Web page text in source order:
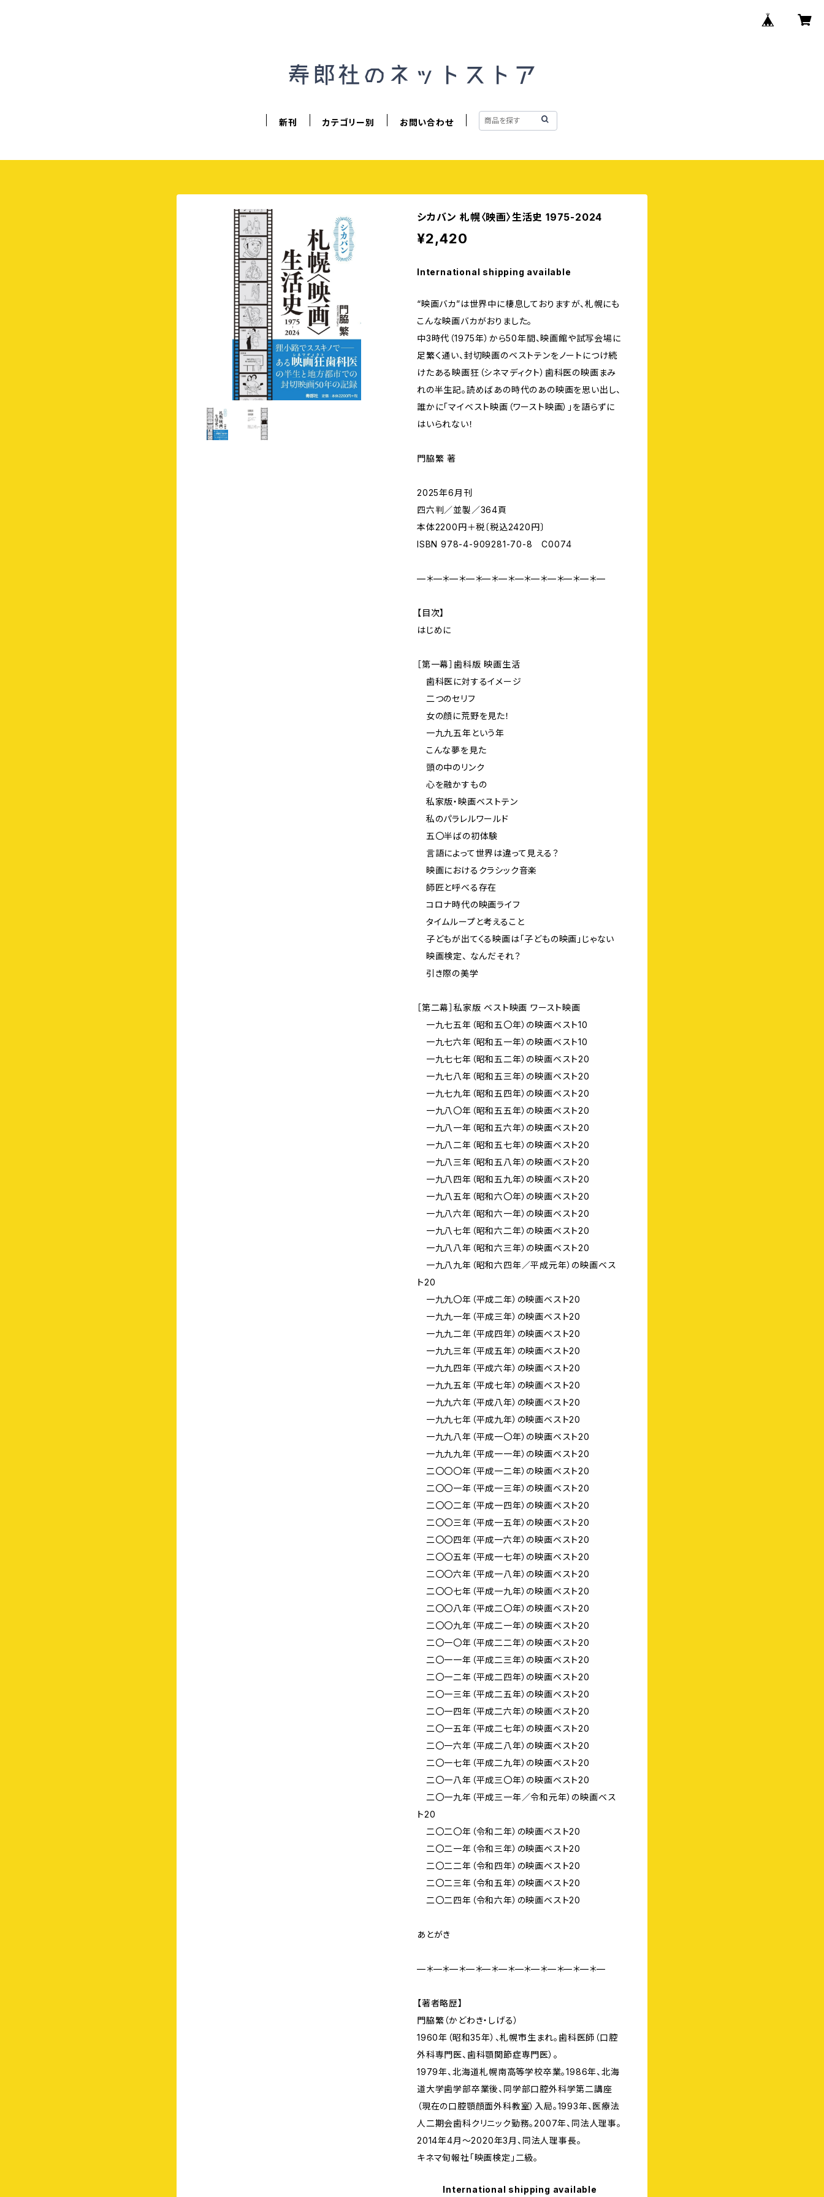
新刊 カテゴリー別 お問い合わせ
シカバン 札幌〈映画〉生活史 1975-2024
¥2,420
International shipping available
“映画バカ”は世界中に棲息しておりますが、札幌にも
こんな映画バカがおりました。
中3時代（1975年）から50年間、映画館や試写会場に
足繁く通い、封切映画のベストテンをノートにつけ続
けたある映画狂（シネマディクト）歯科医の映画まみ
れの半生記。読めばあの時代のあの映画を思い出し、
誰かに「マイベスト映画（ワースト映画）」を語らずに
はいられない！
門脇繁 著
2025年6月刊
四六判／並製／364頁
本体2200円＋税〔税込2420円〕
ISBN 978-4-909281-70-8 C0074
—＊—＊—＊—＊—＊—＊—＊—＊—＊—＊—＊—
【目次】
はじめに
［第一幕］歯科版 映画生活
歯科医に対するイメージ
二つのセリフ
女の顔に荒野を見た！
一九九五年という年
こんな夢を見た
頭の中のリンク
心を融かすもの
私家版・映画ベストテン
私のパラレルワールド
五〇半ばの初体験
言語によって世界は違って見える？
映画におけるクラシック音楽
師匠と呼べる存在
コロナ時代の映画ライフ
タイムループと考えること
子どもが出てくる映画は「子どもの映画」じゃない
映画検定、 なんだそれ？
引き際の美学
［第二幕］私家版 ベスト映画 ワースト映画
一九七五年（昭和五〇年）の映画ベスト10
一九七六年（昭和五一年）の映画ベスト10
一九七七年（昭和五二年）の映画ベスト20
一九七八年（昭和五三年）の映画ベスト20
一九七九年（昭和五四年）の映画ベスト20
一九八〇年（昭和五五年）の映画ベスト20
一九八一年（昭和五六年）の映画ベスト20
一九八二年（昭和五七年）の映画ベスト20
一九八三年（昭和五八年）の映画ベスト20
一九八四年（昭和五九年）の映画ベスト20
一九八五年（昭和六〇年）の映画ベスト20
一九八六年（昭和六一年）の映画ベスト20
一九八七年（昭和六二年）の映画ベスト20
一九八八年（昭和六三年）の映画ベスト20
一九八九年（昭和六四年／平成元年）の映画ベス
ト20
一九九〇年（平成二年）の映画ベスト20
一九九一年（平成三年）の映画ベスト20
一九九二年（平成四年）の映画ベスト20
一九九三年（平成五年）の映画ベスト20
一九九四年（平成六年）の映画ベスト20
一九九五年（平成七年）の映画ベスト20
一九九六年（平成八年）の映画ベスト20
一九九七年（平成九年）の映画ベスト20
一九九八年（平成一〇年）の映画ベスト20
一九九九年（平成一一年）の映画ベスト20
二〇〇〇年（平成一二年）の映画ベスト20
二〇〇一年（平成一三年）の映画ベスト20
二〇〇二年（平成一四年）の映画ベスト20
二〇〇三年（平成一五年）の映画ベスト20
二〇〇四年（平成一六年）の映画ベスト20
二〇〇五年（平成一七年）の映画ベスト20
二〇〇六年（平成一八年）の映画ベスト20
二〇〇七年（平成一九年）の映画ベスト20
二〇〇八年（平成二〇年）の映画ベスト20
二〇〇九年（平成二一年）の映画ベスト20
二〇一〇年（平成二二年）の映画ベスト20
二〇一一年（平成二三年）の映画ベスト20
二〇一二年（平成二四年）の映画ベスト20
二〇一三年（平成二五年）の映画ベスト20
二〇一四年（平成二六年）の映画ベスト20
二〇一五年（平成二七年）の映画ベスト20
二〇一六年（平成二八年）の映画ベスト20
二〇一七年（平成二九年）の映画ベスト20
二〇一八年（平成三〇年）の映画ベスト20
二〇一九年（平成三一年／令和元年）の映画ベス
ト20
二〇二〇年（令和二年）の映画ベスト20
二〇二一年（令和三年）の映画ベスト20
二〇二二年（令和四年）の映画ベスト20
二〇二三年（令和五年）の映画ベスト20
二〇二四年（令和六年）の映画ベスト20
あとがき
—＊—＊—＊—＊—＊—＊—＊—＊—＊—＊—＊—
【著者略歴】
門脇繁（かどわき・しげる）
1960年（昭和35年）、札幌市生まれ。歯科医師（口腔
外科専門医、歯科顎関節症専門医）。
1979年、北海道札幌南高等学校卒業。1986年、北海
道大学歯学部卒業後、同学部口腔外科学第二講座
（現在の口腔顎顔面外科教室）入局。1993年、医療法
人二期会歯科クリニック勤務。2007年、同法人理事。
2014年4月〜2020年3月、同法人理事長。
キネマ旬報社「映画検定」二級。
International shipping available